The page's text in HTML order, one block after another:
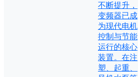
不断提升，
变频器已成
为现代电机
控制与节能
运行的核心
装置。在注
塑、起重、